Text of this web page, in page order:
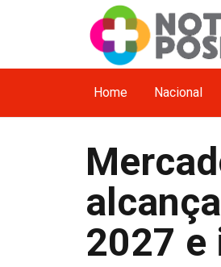
Home Nacional
2027 e